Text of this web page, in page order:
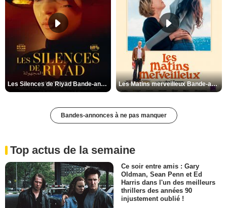
Les Silences de Riyad Bande-annonce VO STFR Les Matins merveilleux Bande-annonce VF
Bandes-annonces à ne pas manquer
Top actus de la semaine
Ce soir entre amis : Gary
Oldman, Sean Penn et Ed
Harris dans l'un des meilleurs
thrillers des années 90
injustement oublié !